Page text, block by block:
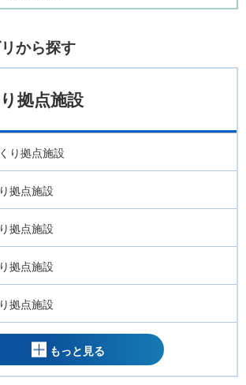
から探す
拠点施設
り拠点施設
拠点施設
拠点施設
拠点施設
拠点施設
もっと見る